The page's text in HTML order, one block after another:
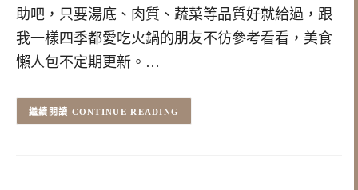
助吧，只要湯底、肉質、蔬菜等品質好就給過，跟
我一樣四季都愛吃火鍋的朋友不彷參考看看，美食
懶人包不定期更新。…
CONTINUE READING